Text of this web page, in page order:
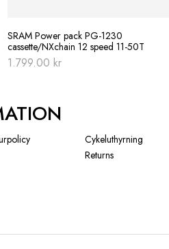
SRAM Power pack PG-1230
cassette/NXchain 12 speed 11-50T
1.799.00 kr
Cykeluthyrning
Returns